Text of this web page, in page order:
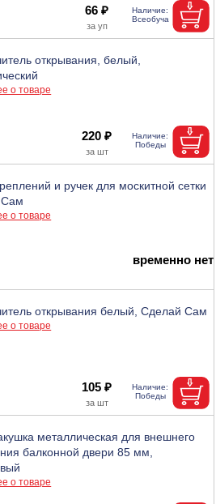
66 ₽
открывания, белый,
о товаре
220 ₽
и ручек для москитной сетки
о товаре
временно нет
открывания белый, Сделай Сам
о товаре
105 ₽
металлическая для внешнего
балконной двери 85 мм,
о товаре